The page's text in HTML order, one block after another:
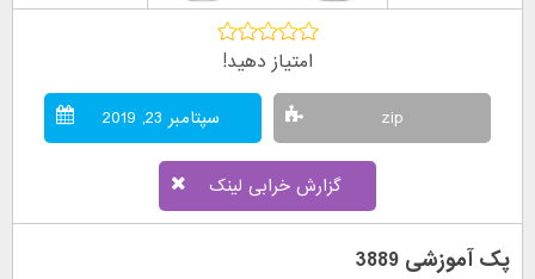
امتیاز دهید!
zip سپتامبر 23, 2019
گزارش خرابی لینک
پک آموزشی 3889